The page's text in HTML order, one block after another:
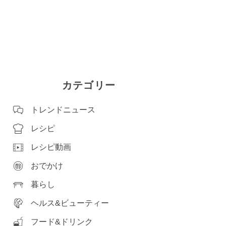
カテゴリー
トレンドニュース
レシピ
レシピ動画
おでかけ
暮らし
ヘルス&ビューティー
フード&ドリンク